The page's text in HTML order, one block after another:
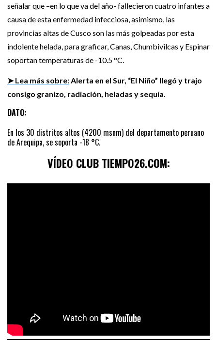
señalar que –en lo que va del año- fallecieron cuatro infantes a
causa de esta enfermedad infecciosa, asimismo, las
provincias altas de Cusco son las más golpeadas por esta
indolente helada, para graficar, Canas, Chumbivilcas y Espinar
soportan temperaturas de -10.5 °C.
➤ Lea más sobre:Alerta en el Sur, “El Niño” llegó y trajo
consigo granizo, radiación, heladas y sequía.
DATO:
En los 30 distritos altos (4200 msnm) del departamento peruano
de Arequipa, se soporta -18 °C.
VÍDEO CLUB TIEMPO26.COM: